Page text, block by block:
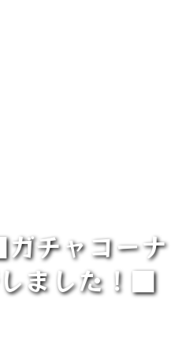
ガチャコーナ
ました！■